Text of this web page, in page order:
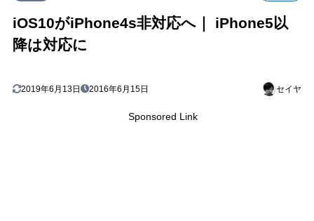
iOS10がiPhone4s非対応へ｜ iPhone5以
降は対応に
2019年6月13日 2016年6月15日 セイヤ
Sponsored Link